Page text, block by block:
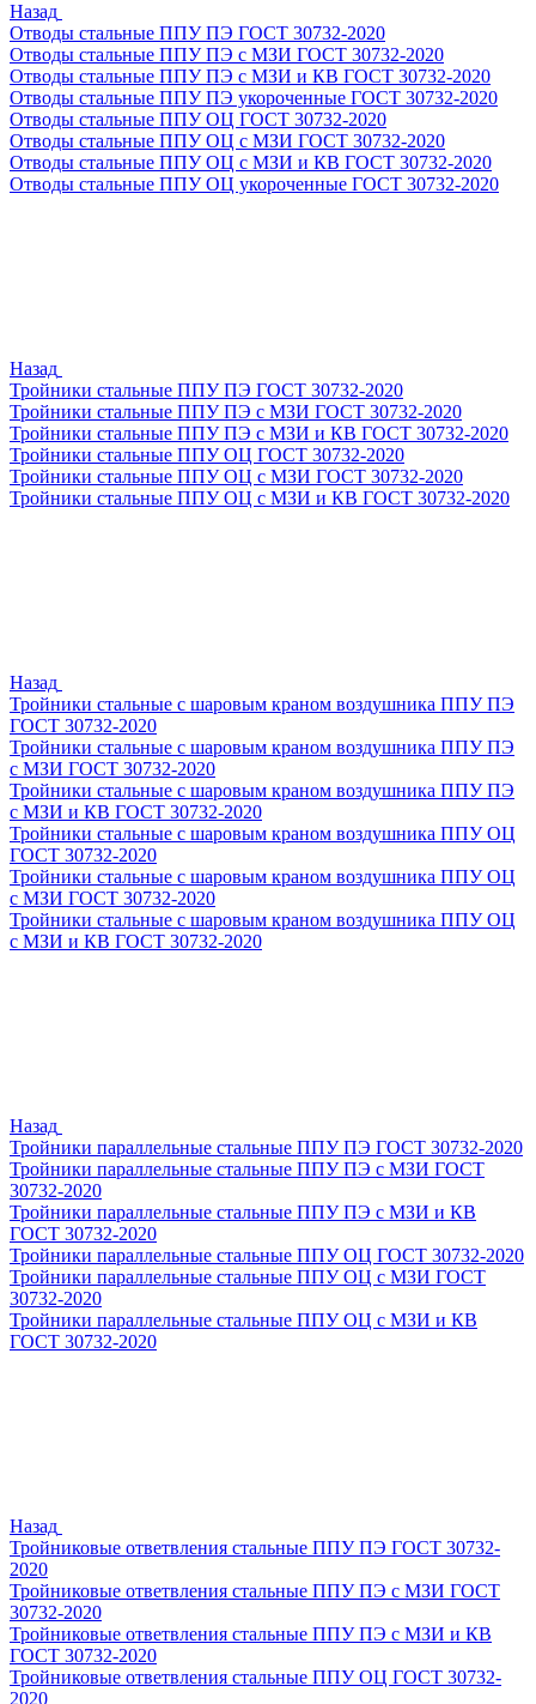
Назад
Отводы стальные ППУ ПЭ ГОСТ 30732-2020
Отводы стальные ППУ ПЭ с МЗИ ГОСТ 30732-2020
Отводы стальные ППУ ПЭ с МЗИ и КВ ГОСТ 30732-2020
Отводы стальные ППУ ПЭ укороченные ГОСТ 30732-2020
Отводы стальные ППУ ОЦ ГОСТ 30732-2020
Отводы стальные ППУ ОЦ с МЗИ ГОСТ 30732-2020
Отводы стальные ППУ ОЦ с МЗИ и КВ ГОСТ 30732-2020
Отводы стальные ППУ ОЦ укороченные ГОСТ 30732-2020
Назад
Тройники стальные ППУ ПЭ ГОСТ 30732-2020
Тройники стальные ППУ ПЭ с МЗИ ГОСТ 30732-2020
Тройники стальные ППУ ПЭ с МЗИ и КВ ГОСТ 30732-2020
Тройники стальные ППУ ОЦ ГОСТ 30732-2020
Тройники стальные ППУ ОЦ с МЗИ ГОСТ 30732-2020
Тройники стальные ППУ ОЦ с МЗИ и КВ ГОСТ 30732-2020
Назад
Тройники стальные с шаровым краном воздушника ППУ ПЭ
ГОСТ 30732-2020
Тройники стальные с шаровым краном воздушника ППУ ПЭ
с МЗИ ГОСТ 30732-2020
Тройники стальные с шаровым краном воздушника ППУ ПЭ
с МЗИ и КВ ГОСТ 30732-2020
Тройники стальные с шаровым краном воздушника ППУ ОЦ
ГОСТ 30732-2020
Тройники стальные с шаровым краном воздушника ППУ ОЦ
с МЗИ ГОСТ 30732-2020
Тройники стальные с шаровым краном воздушника ППУ ОЦ
с МЗИ и КВ ГОСТ 30732-2020
Назад
Тройники параллельные стальные ППУ ПЭ ГОСТ 30732-2020
Тройники параллельные стальные ППУ ПЭ с МЗИ ГОСТ
30732-2020
Тройники параллельные стальные ППУ ПЭ с МЗИ и КВ
ГОСТ 30732-2020
Тройники параллельные стальные ППУ ОЦ ГОСТ 30732-2020
Тройники параллельные стальные ППУ ОЦ с МЗИ ГОСТ
30732-2020
Тройники параллельные стальные ППУ ОЦ с МЗИ и КВ
ГОСТ 30732-2020
Назад
Тройниковые ответвления стальные ППУ ПЭ ГОСТ 30732-
2020
Тройниковые ответвления стальные ППУ ПЭ с МЗИ ГОСТ
30732-2020
Тройниковые ответвления стальные ППУ ПЭ с МЗИ и КВ
ГОСТ 30732-2020
Тройниковые ответвления стальные ППУ ОЦ ГОСТ 30732-
2020